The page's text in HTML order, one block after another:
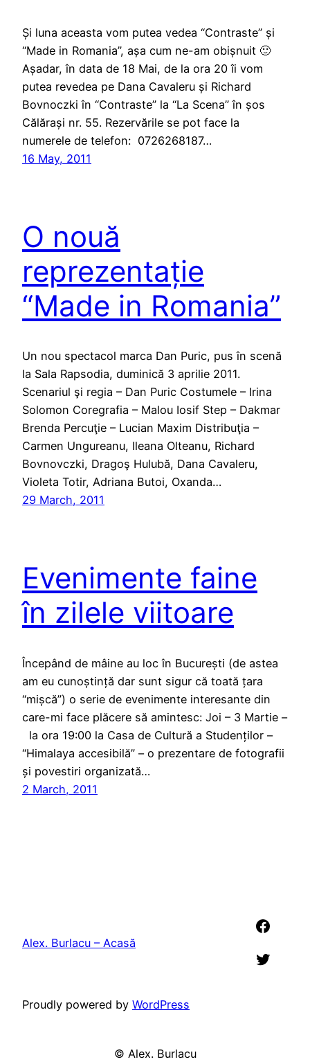
Și luna aceasta vom putea vedea “Contraste” și
“Made in Romania”, așa cum ne-am obișnuit 🙂
Așadar, în data de 18 Mai, de la ora 20 îi vom
putea revedea pe Dana Cavaleru și Richard
Bovnoczki în “Contraste” la “La Scena” în șos
Călărași nr. 55. Rezervările se pot face la
numerele de telefon: 0726268187…
16 May, 2011
O nouă
reprezentație
“Made in Romania”
Un nou spectacol marca Dan Puric, pus în scenă
la Sala Rapsodia, duminică 3 aprilie 2011.
Scenariul şi regia – Dan Puric Costumele – Irina
Solomon Coregrafia – Malou Iosif Step – Dakmar
Brenda Percuţie – Lucian Maxim Distribuţia –
Carmen Ungureanu, Ileana Olteanu, Richard
Bovnovczki, Dragoş Hulubă, Dana Cavaleru,
Violeta Totir, Adriana Butoi, Oxanda…
29 March, 2011
Evenimente faine
în zilele viitoare
Începând de mâine au loc în București (de astea
am eu cunoștință dar sunt sigur că toată țara
“mișcă”) o serie de evenimente interesante din
care-mi face plăcere să amintesc: Joi – 3 Martie –
la ora 19:00 la Casa de Cultură a Studenților –
“ Himalaya accesibilă” – o prezentare de fotografii
și povestiri organizată…
2 March, 2011
Alex. Burlacu – Acasă
Twitter
Proudly powered by WordPress
© Alex. Burlacu